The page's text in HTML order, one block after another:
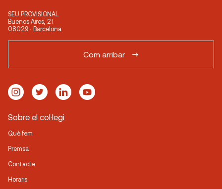
SEU PROVISIONAL
Buenos Aires, 21
08029 · Barcelona
Com arribar
Sobre el col·legi
Què fem
Premsa
Contacte
Horaris